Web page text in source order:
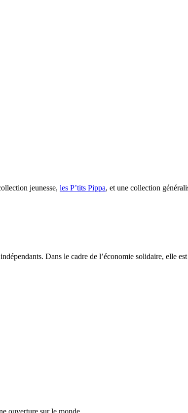
jeunesse, les P’tits Pippa, et une collection
Dans le cadre de l’économie solidaire, elle
ouverture sur le monde…